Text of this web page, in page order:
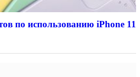
по использованию iPhone 11